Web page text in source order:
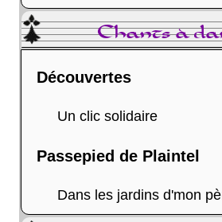
Chants à
Découvertes
Un clic solidaire
Passepied de Plaintel
Dans les jardins d'mon